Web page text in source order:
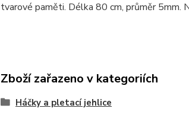
tvarové paměti. Délka 80 cm, průměr 5mm.
Zboží zařazeno v kategoriích
Háčky a pletací jehlice